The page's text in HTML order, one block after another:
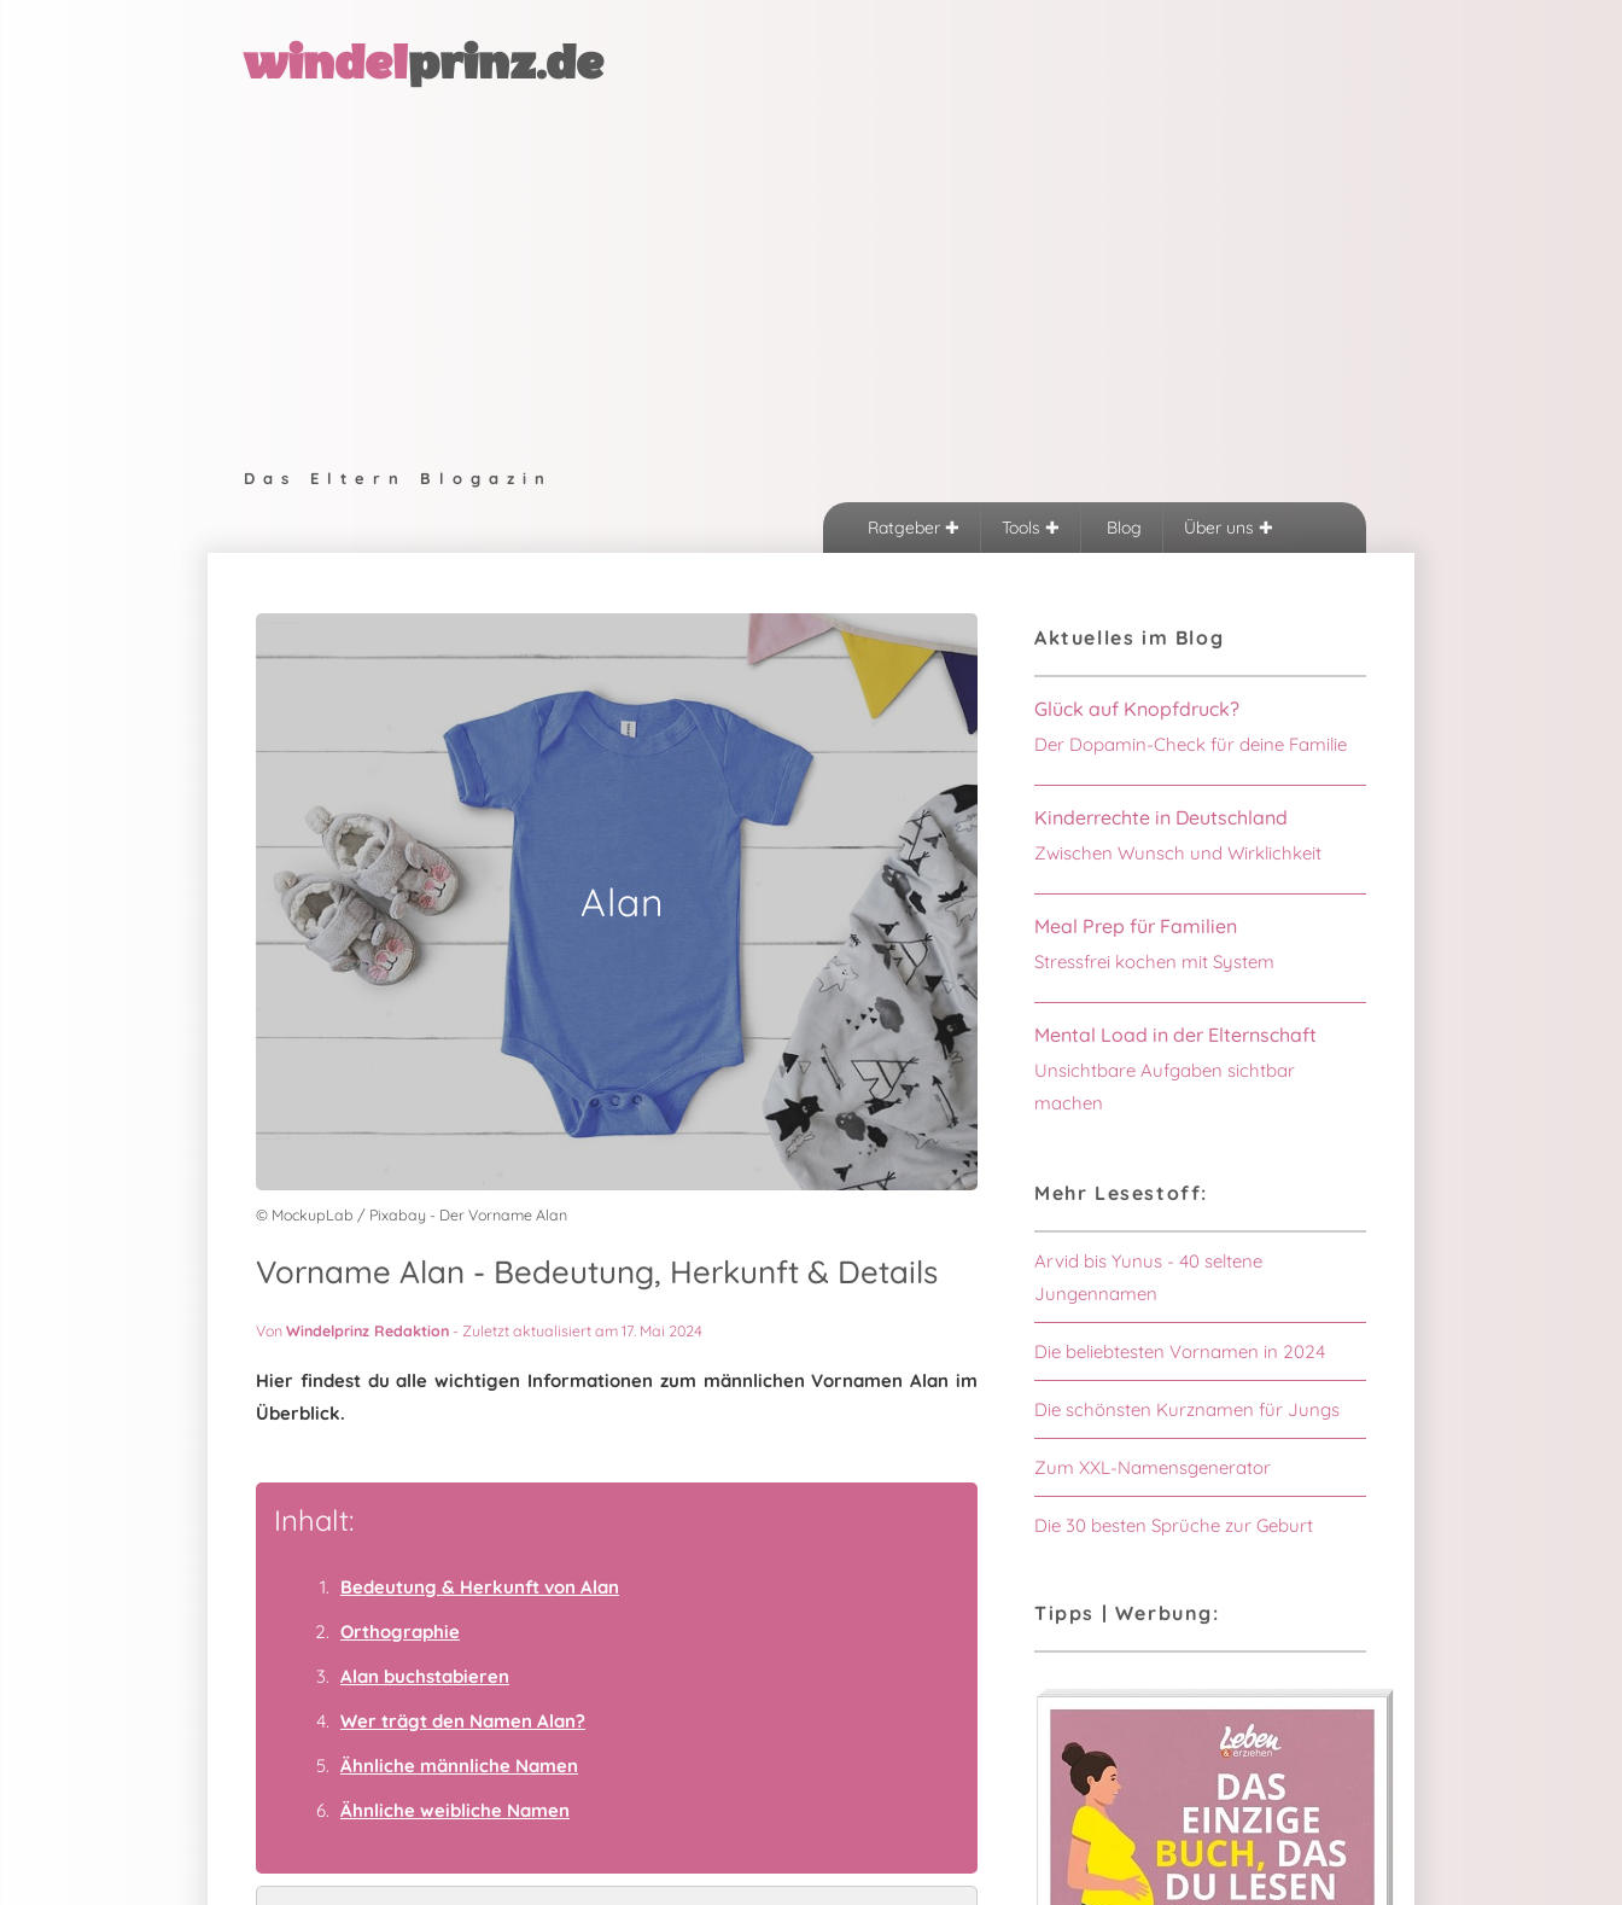
windelprinz.de
Das Eltern Blogazin
Ratgeber Tools Blog Über uns
Alan
© MockupLab / Pixabay - Der Vorname Alan
Vorname Alan - Bedeutung, Herkunft & Details
VonWindelprinz Redaktion - Zuletzt aktualisiert am 17. Mai 2024
Hier findest du alle wichtigen Informationen zum männlichen Vornamen Alan im
Überblick.
Inhalt:
Bedeutung & Herkunft von Alan
Orthographie
Alan buchstabieren
Wer trägt den Namen Alan?
Ähnliche männliche Namen
Ähnliche weibliche Namen
Aktuelles im Blog
Glück auf Knopfdruck?
Der Dopamin-Check für deine Familie
Kinderrechte in Deutschland
Zwischen Wunsch und Wirklichkeit
Meal Prep für Familien
Stressfrei kochen mit System
Mental Load in der Elternschaft
Unsichtbare Aufgaben sichtbar
machen
Mehr Lesestoff:
Arvid bis Yunus - 40 seltene
Jungennamen
Die beliebtesten Vornamen in 2024
Die schönsten Kurznamen für Jungs
Zum XXL-Namensgenerator
Die 30 besten Sprüche zur Geburt
Tipps | Werbung: